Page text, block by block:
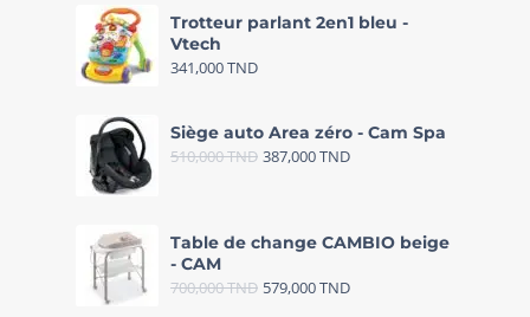
Trotteur parlant 2en1 bleu -
Vtech
341,000TND
Siège auto Area zéro - Cam Spa
510,000TND 387,000TND
Table de change CAMBIO beige
- CAM
700,000TND 579,000TND